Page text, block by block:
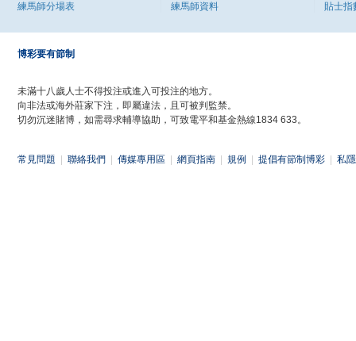
練馬師分場表
練馬師資料
貼士指
博彩要有節制
未滿十八歲人士不得投注或進入可投注的地方。
向非法或海外莊家下注，即屬違法，且可被判監禁。
切勿沉迷賭博，如需尋求輔導協助，可致電平和基金熱線1834 633。
常見問題 聯絡我們 傳媒專用區 網頁指南 規例 提倡有節制博彩 私